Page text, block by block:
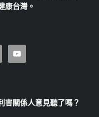
康台灣。
關係人意見聽了嗎？